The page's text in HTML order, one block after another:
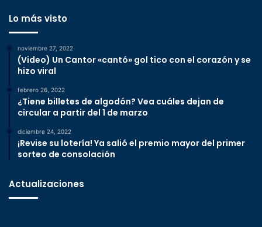
Lo más visto
noviembre 27, 2022
(Video) Un Cantor «cantó» gol tico con el corazón y se
hizo viral
febrero 26, 2022
¿Tiene billetes de algodón? Vea cuáles dejan de
circular a partir del 1 de marzo
diciembre 24, 2022
¡Revise su lotería! Ya salió el premio mayor del primer
sorteo de consolación
Actualizaciones